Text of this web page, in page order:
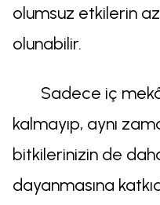
olumsuz etkilerin
olunabilir.
Sadece iç
kalmayıp, aynı
bitkilerinizin de
dayanmasına